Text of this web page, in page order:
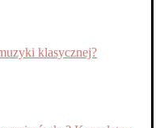
klasycznej?